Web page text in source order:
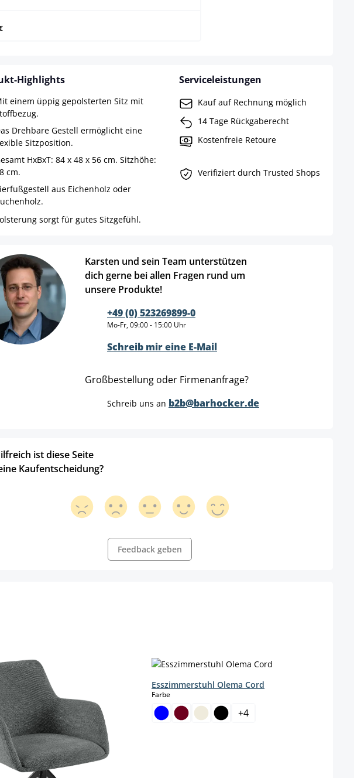
Highlights
einem üppig gepolsterten Sitz mit
Drehbare Gestell ermöglicht eine
Sitzposition.
HxBxT: 84 x 48 x 56 cm. Sitzhöhe:
cm.
aus Eichenholz oder
sorgt für gutes Sitzgefühl.
Serviceleistungen
Kauf auf Rechnung möglich
14 Tage Rückgaberecht
Kostenfreie Retoure
Verifiziert durch Trusted Shops
Karsten und sein Team unterstützen
dich gerne bei allen Fragen rund um
unsere Produkte!
+49 (0) 523269899-0
Mo-Fr, 09:00 - 15:00 Uhr
Schreib mir eine E-Mail
Großbestellung oder Firmenanfrage?
Schreib uns an b2b@barhocker.de
ist diese Seite
Kaufentscheidung?
Feedback geben
Esszimmerstuhl Olema Cord
Farbeauswählen
+4